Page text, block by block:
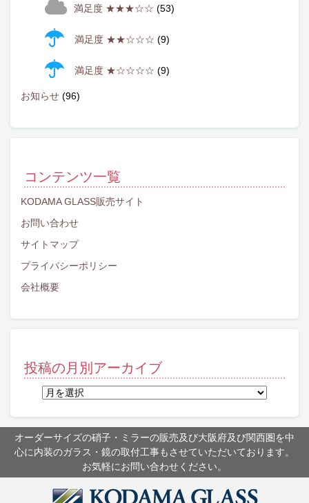
満足度 ★★★☆☆ (53)
満足度 ★★☆☆☆ (9)
満足度 ★☆☆☆☆ (9)
お知らせ (96)
コンテンツ一覧
KODAMA GLASS販売サイト
お問い合わせ
サイトマップ
プライバシーポリシー
会社概要
投稿の月別アーカイブ
月
別
ー
オーダーサイズの硝子・ミラーの販売及び大阪府及び関西圏を中
心に内装のガラス・鏡の取付工事もさせていただいております。
お気軽にお問い合わせください。